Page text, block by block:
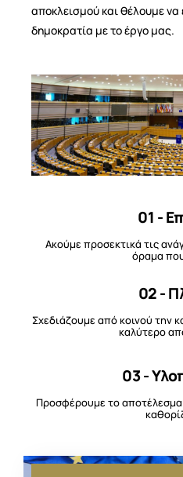
αποκλεισμού και θέλουμε να
δημοκρατία με το έργο μας.
01 -
Ακούμε προσεκτικά τις
όραμα
02 -
Σχεδιάζουμε από κοινού την
καλύτερο
03 -
Προσφέρουμε το